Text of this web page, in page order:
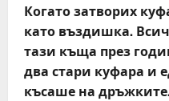
Когато затворих
като въздишка.
тази къща през
два стари куфара и
късаше на